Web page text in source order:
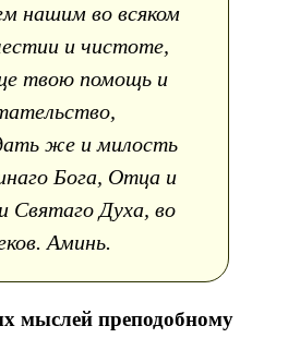
нашим во всяком
и чистоте,
твою помощь и
же и милость
Бога, Отца и
Святаго Духа, во
Аминь.
мыслей преподобному